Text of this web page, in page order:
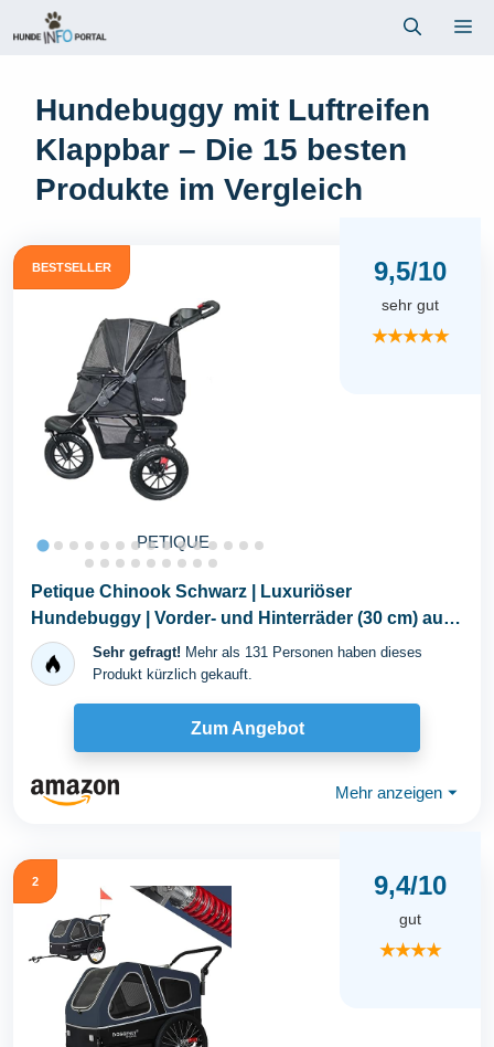
Inhalt
Hundebuggy mit Luftreifen
Klappbar – Die 15 besten
Produkte im Vergleich
BESTSELLER
PETIQUE
9,5/10
sehr gut
★★★★★
Petique Chinook Schwarz | Luxuriöser
Hundebuggy | Vorder- und Hinterräder (30 cm) aus
Eva für...Sehr gefragt! Mehr als 131 Personen haben dieses
Produkt kürzlich gekauft.
Zum Angebot
Mehr anzeigen ⏷
2 9,4/10
gut
★★★★